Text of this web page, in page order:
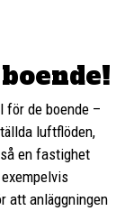
för de boende –
luftflöden,
en fastighet
att anläggningen